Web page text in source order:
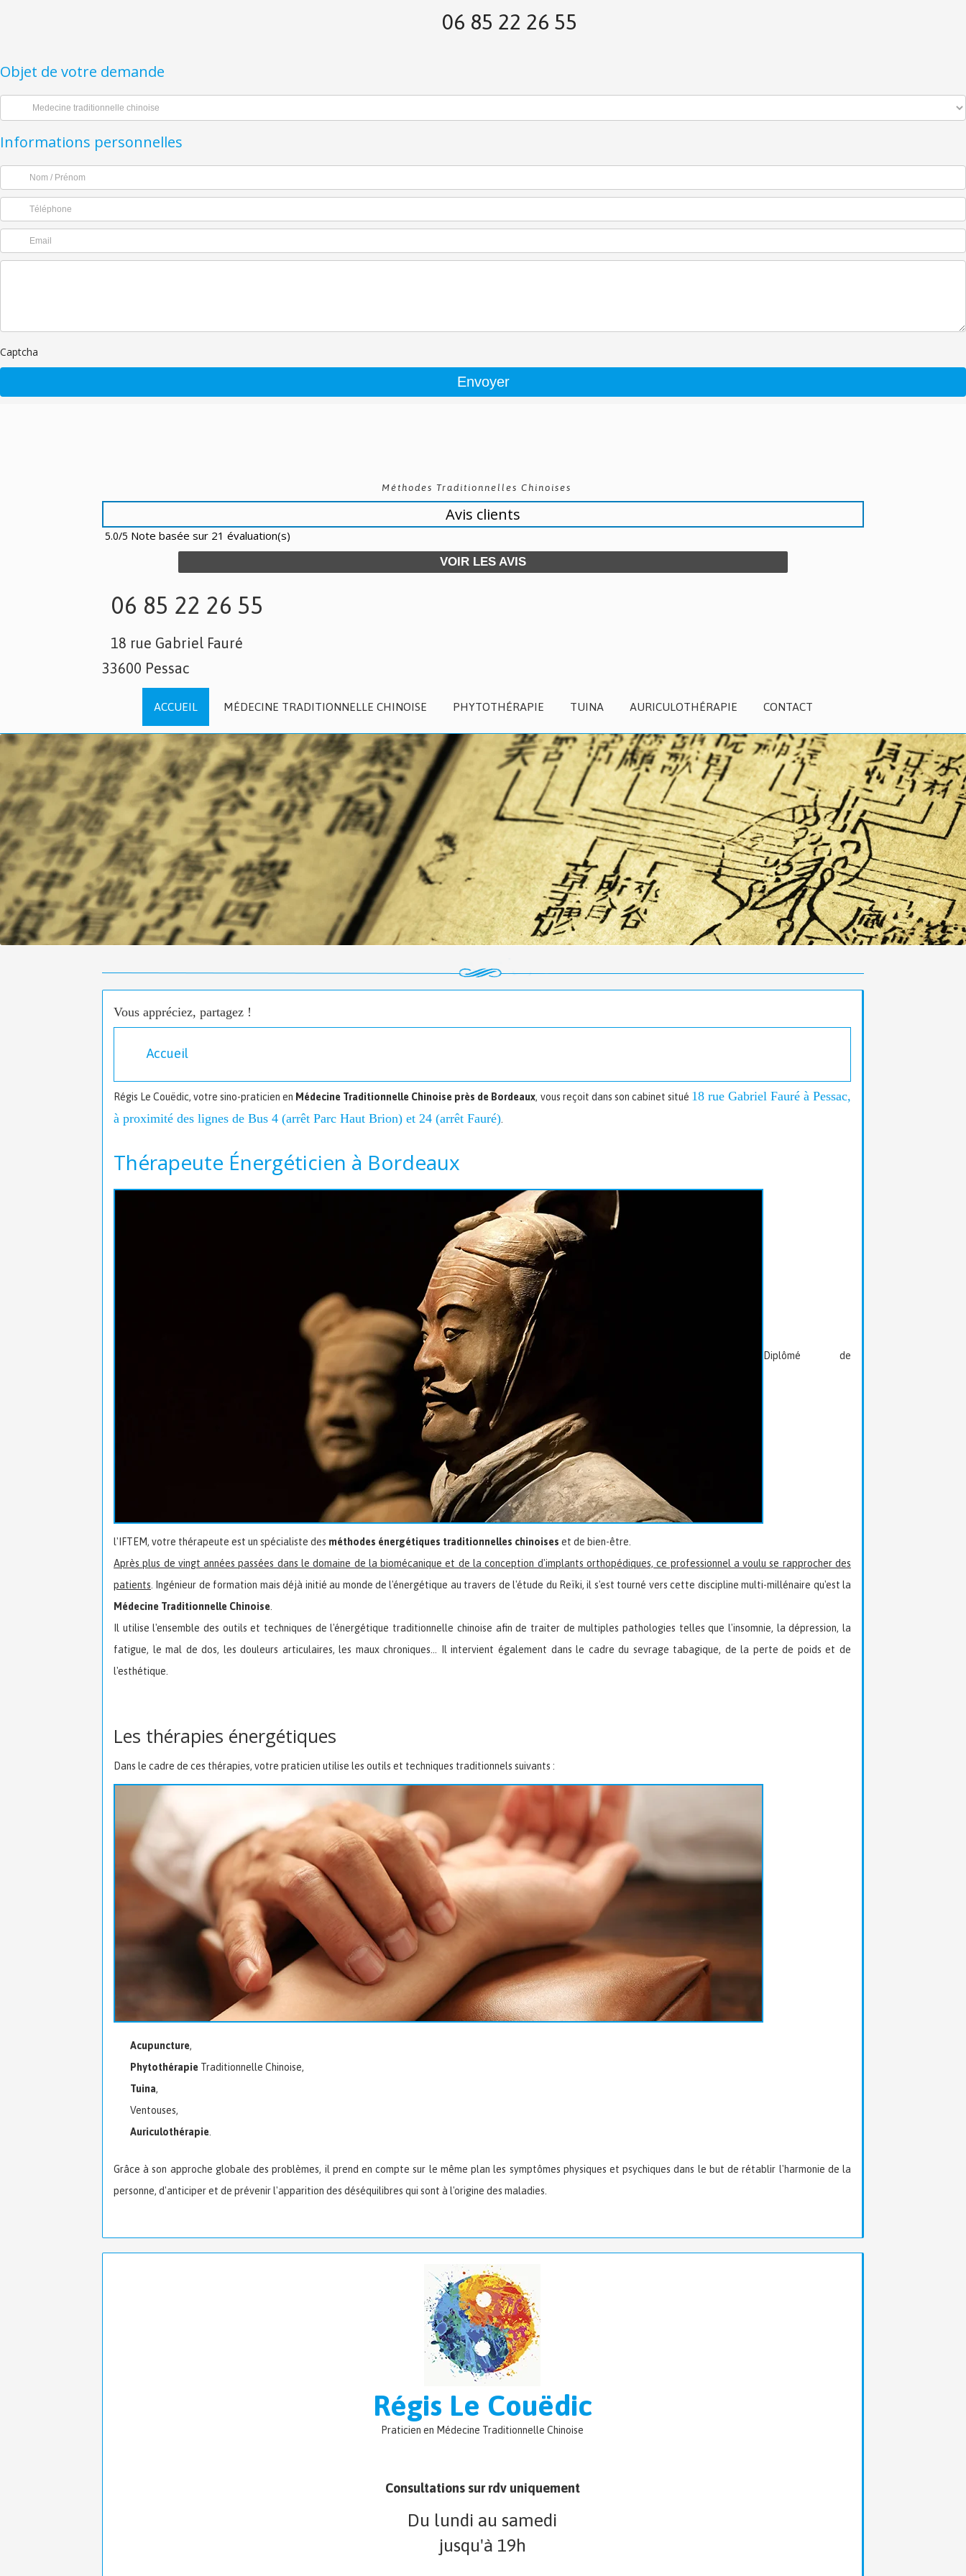
06 85 22 26 55
Objet de votre demande
Informations personnelles
Captcha
Méthodes Traditionnelles Chinoises
Avis clients
5.0/5 Note basée sur 21 évaluation(s)
VOIR LES AVIS
06 85 22 26 55
18 rue Gabriel Fauré
33600 Pessac
ACCUEIL MÉDECINE TRADITIONNELLE CHINOISE PHYTOTHÉRAPIE TUINA AURICULOTHÉRAPIE CONTACT
Vous appréciez, partagez !
Accueil
Régis Le Couëdic, votre sino-praticien en Médecine Traditionnelle Chinoise près de Bordeaux, vous reçoit dans son cabinet situé 18 rue Gabriel Fauré à Pessac,
à proximité des lignes de Bus 4 (arrêt Parc Haut Brion) et 24 (arrêt Fauré)
Thérapeute Énergéticien à Bordeaux
Diplômé de
l'IFTEM, votre thérapeute est un spécialiste des méthodes énergétiques traditionnelles chinoises et de bien-être.
Après plus de vingt années passées dans le domaine de la biomécanique et de la conception d'implants orthopédiques, ce professionnel a voulu se rapprocher des
patients . Ingénieur de formation mais déjà initié au monde de l'énergétique au travers de l'étude du Reïki, il s'est tourné vers cette discipline multi-millénaire qu'est la
Médecine Traditionnelle Chinoise
Il utilise l'ensemble des outils et techniques de l'énergétique traditionnelle chinoise afin de traiter de multiples pathologies telles que l'insomnie, la dépression, la
fatigue, le mal de dos, les douleurs articulaires, les maux chroniques... Il intervient également dans le cadre du sevrage tabagique, de la perte de poids et de
l'esthétique.
Les thérapies énergétiques
Dans le cadre de ces thérapies, votre praticien utilise les outils et techniques traditionnels suivants :
Acupuncture,
Phytothérapie Traditionnelle Chinoise,
Tuina,
Ventouses,
Auriculothérapie
Grâce à son approche globale des problèmes, il prend en compte sur le même plan les symptômes physiques et psychiques dans le but de rétablir l'harmonie de la
personne, d'anticiper et de prévenir l'apparition des déséquilibres qui sont à l'origine des maladies.
Régis Le Couëdic
Praticien en Médecine Traditionnelle Chinoise
Consultations sur rdv uniquement
Du lundi au samedi
jusqu'à 19h